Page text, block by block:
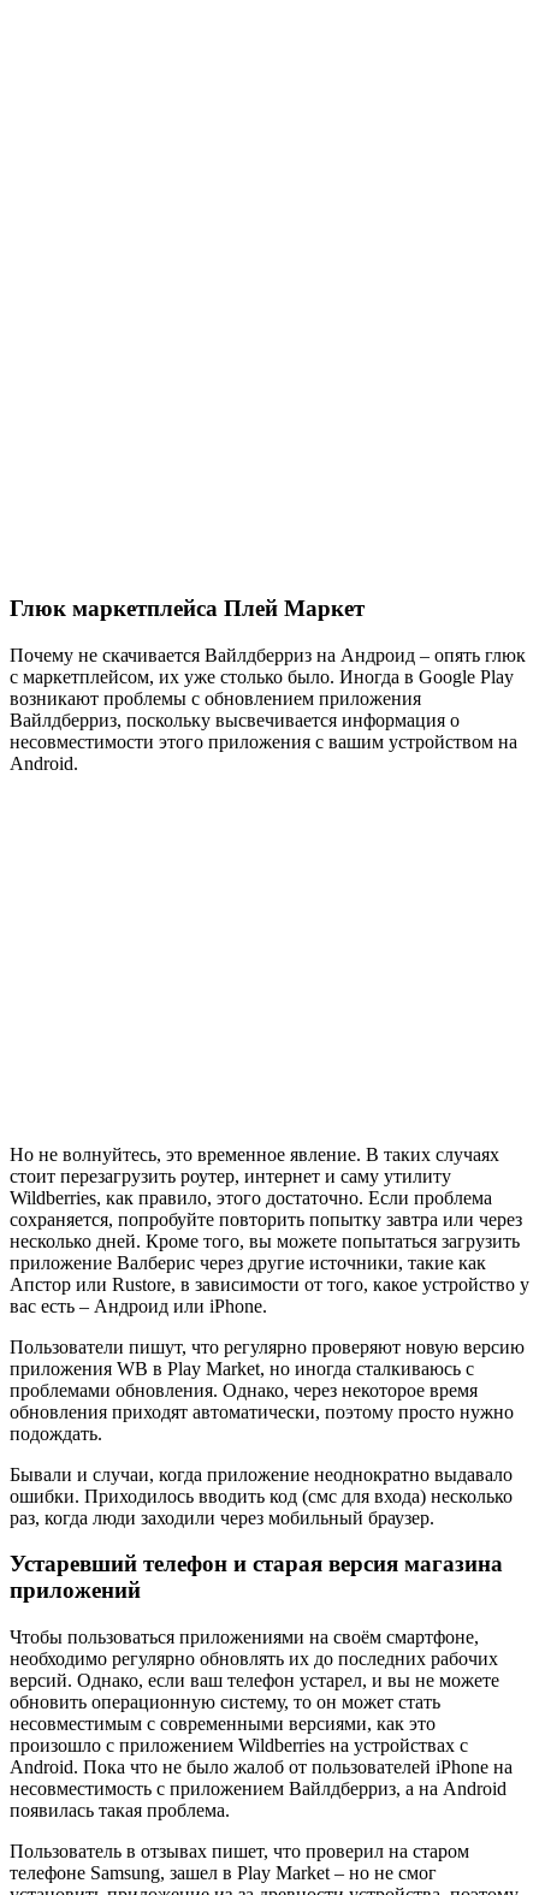
Глюк маркетплейса Плей Маркет
Почему не скачивается Вайлдберриз на Андроид – опять глюк
с маркетплейсом, их уже столько было. Иногда в Google Play
возникают проблемы с обновлением приложения
Вайлдберриз, поскольку высвечивается информация о
несовместимости этого приложения с вашим устройством на
Android.
Но не волнуйтесь, это временное явление. В таких случаях
стоит перезагрузить роутер, интернет и саму утилиту
Wildberries, как правило, этого достаточно. Если проблема
сохраняется, попробуйте повторить попытку завтра или через
несколько дней. Кроме того, вы можете попытаться загрузить
приложение Валберис через другие источники, такие как
Апстор или Rustore, в зависимости от того, какое устройство у
вас есть – Андроид или iPhone.
Пользователи пишут, что регулярно проверяют новую версию
приложения WB в Play Market, но иногда сталкиваюсь с
проблемами обновления. Однако, через некоторое время
обновления приходят автоматически, поэтому просто нужно
подождать.
Бывали и случаи, когда приложение неоднократно выдавало
ошибки. Приходилось вводить код (смс для входа) несколько
раз, когда люди заходили через мобильный браузер.
Устаревший телефон и старая версия магазина
приложений
Чтобы пользоваться приложениями на своём смартфоне,
необходимо регулярно обновлять их до последних рабочих
версий. Однако, если ваш телефон устарел, и вы не можете
обновить операционную систему, то он может стать
несовместимым с современными версиями, как это
произошло с приложением Wildberries на устройствах с
Android. Пока что не было жалоб от пользователей iPhone на
несовместимость с приложением Вайлдберриз, а на Android
появилась такая проблема.
Пользователь в отзывах пишет, что проверил на старом
телефоне Samsung, зашел в Play Market – но не смог